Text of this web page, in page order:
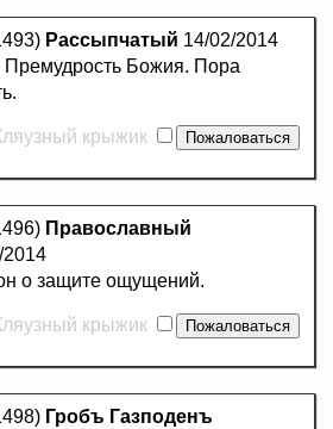
Рассыпчатый 14/02/2014
Божия. Пора
крыжик
Православный
2014
о защите ощущений.
крыжик
Гробъ Газподенъ